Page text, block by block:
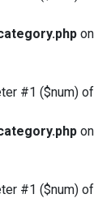
on
#1 ($num) of
on
#1 ($num) of